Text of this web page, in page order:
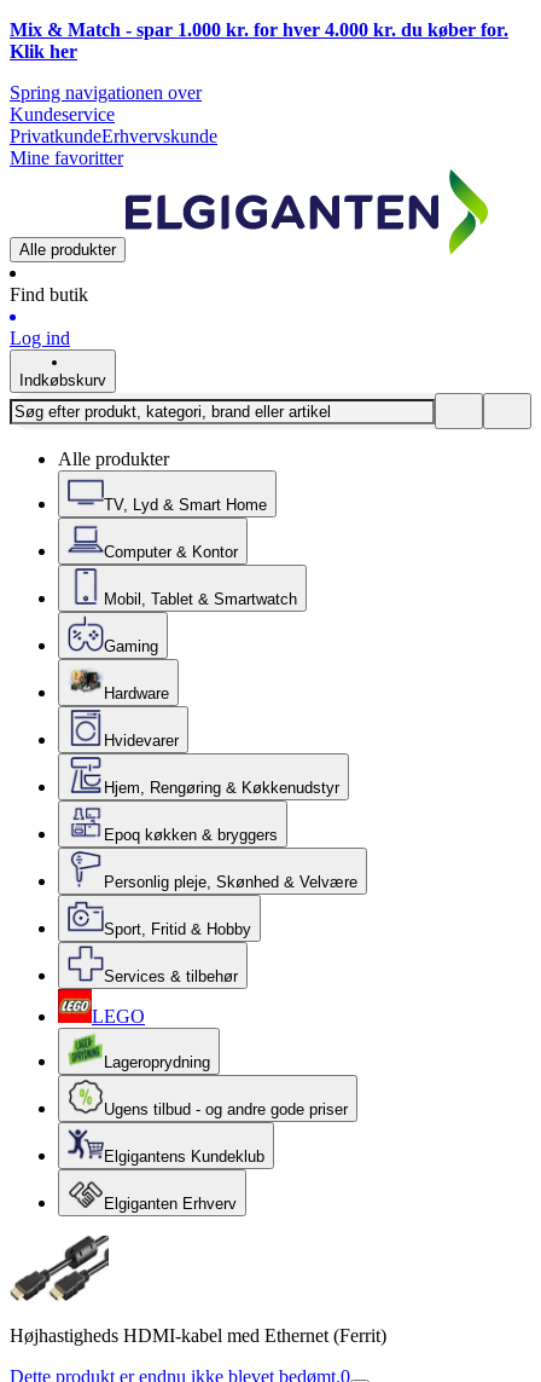
Mix & Match - spar 1.000 kr. for hver 4.000 kr. du køber for.
Klik her
Spring navigationen over
Kundeservice
PrivatkundeErhvervskunde
Mine favoritter
Alle produkter
Find butik
Log ind
Indkøbskurv
Alle produkter
TV, Lyd & Smart Home
Computer & Kontor
Mobil, Tablet & Smartwatch
Gaming
Hardware
Hvidevarer
Hjem, Rengøring & Køkkenudstyr
Epoq køkken & bryggers
Personlig pleje, Skønhed & Velvære
Sport, Fritid & Hobby
Services & tilbehør
LEGO
Lageroprydning
Ugens tilbud - og andre gode priser
Elgigantens Kundeklub
Elgiganten Erhverv
Højhastigheds HDMI-kabel med Ethernet (Ferrit)
Dette produkt er endnu ikke blevet bedømt.0